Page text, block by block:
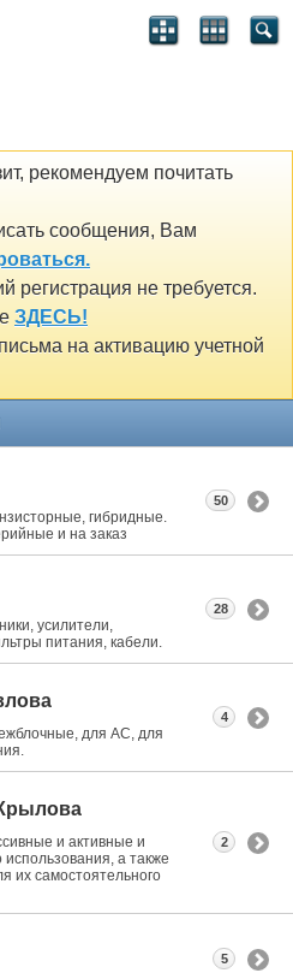
рекомендуем почитать
сообщения, Вам
регистрация не требуется.
ЗДЕСЬ!
на активацию учетной
гибридные.
и на заказ
50
усилители,
питания, кабели.
28
для АС, для
4
и активные и
а также
их самостоятельного
2
5